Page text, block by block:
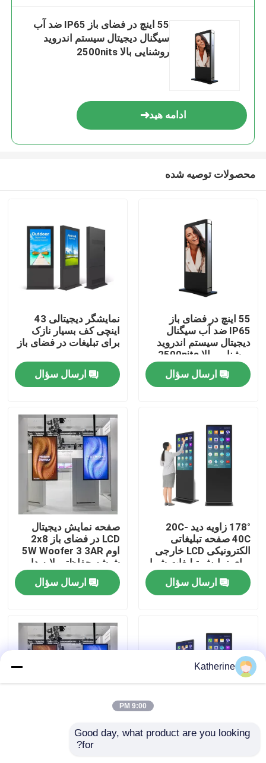
محصولات
دربارهی ما
کارخانه تور
تماس با ما
اخبار
55 اینچ در فضای باز IP65 ضد آب
سیگنال دیجیتال سیستم اندروید
روشنایی بالا 2500nits
ادامه هید
محصولات توصیه شده
55 اینچ در فضای باز
IP65 ضد آب سیگنال
دیجیتال سیستم اندروید
روشنایی بالا 2500nits
ارسال سؤال
نمایشگر دیجیتالی 43
اینچی کف بسیار نازک
برای تبلیغات در فضای باز
ارسال سؤال
178° زاویه دید -20C
40C صفحه تبلیغاتی
الکترونیکی LCD خارجی
برای نمایش تبلیغات شما
ارسال سؤال
صفحه نمایش دیجیتال
LCD در فضای باز 2x8
اوم 5W Woofer 3 3AR
شیشه حفاظتی لایه دار
رطوبت کاری 20٪ - 80٪
RH برای شما
ارسال سؤال
رطوبت ذخیره سازی
75%RH آگهی دیجیتال
Katherine
9:00 PM
Good day, what product are you looking
for?